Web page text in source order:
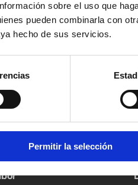
sobre el uso que
pueden combinarla con
hecho de sus servicios.
Permitir la selección
He leído y aceptola